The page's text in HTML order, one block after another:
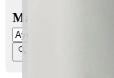
Masukkan Nama: